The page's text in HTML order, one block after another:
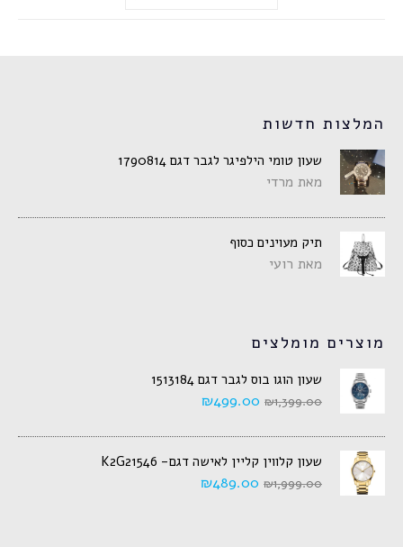
המלצות חדשות
שעון טומי הילפיגר לגבר דגם 1790814
מאת מרדי
תיק מעוינים כסוף
מאת רועי
מוצרים מומלצים
שעון הוגו בוס לגבר דגם 1513184
₪1,399.00
₪499.00
שעון קלווין קליין לאישה דגם- K2G21546
₪1,999.00
₪489.00